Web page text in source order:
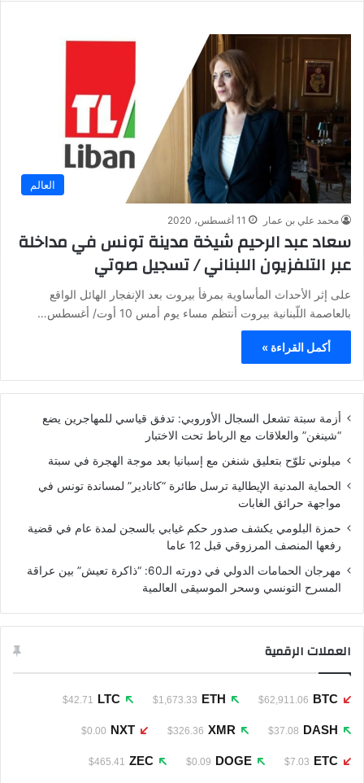
العالم
محمد علي بن عمار 11 أغسطس، 2020
سعاد عبد الرحيم شيخة مدينة تونس في مداخلة
عبر التلفزيون اللبناني / تسجيل صوتي
على إثر الأحداث المأساوية بمرفأ بيروت بعد الإنفجار الهائل الواقع
بالعاصمة اللّبنانية بيروت أنتظم مساء يوم أمس 10 أوت/ أغسطس…
أكمل القراءة »
أزمة سبتة تشعل السجال الأوروبي: تدفق قياسي للمهاجرين يضع
“شينغن” والعلاقات مع الرباط تحت الاختبار
ميلوني تلوّح بتعليق شنغن مع إسبانيا بعد موجة الهجرة في سبتة
الحماية المدنية الإيطالية ترسل طائرة “كانادير” لمساندة تونس في
مواجهة حرائق الغابات
حمزة البلومي يكشف صدور حكم غيابي بالسجن لمدة عام في قضية
رفعها المنصف المرزوقي قبل 12 عاما
مهرجان الحمامات الدولي في دورته الـ60: “ذاكرة تعيش” بين عراقة
المسرح التونسي وسحر الموسيقى العالمية
العملات الرقمية
BTC
$62,911.06
ETH
$1,673.33
LTC
$42.71
DASH
$37.08
XMR
$326.36
NXT
$0.00
ETC
$7.03
DOGE
$0.09
ZEC
$465.41